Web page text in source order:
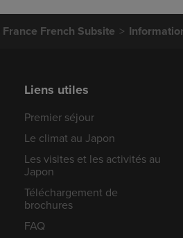
France French Subsite
Liens utiles
Premier séjour
Le climat au Japon
Les visites et les activités au
Japon
Téléchargement de
brochures
FAQ